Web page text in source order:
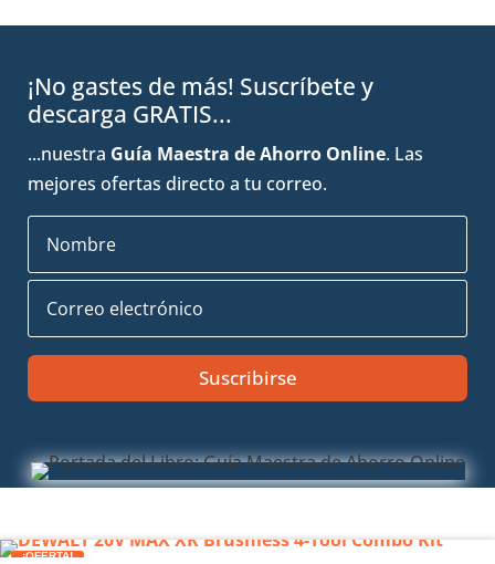
¡No gastes de más! Suscríbete y
descarga GRATIS...
...nuestra Guía Maestra de Ahorro Online. Las
mejores ofertas directo a tu correo.
Suscribirse
¡OFERTA!